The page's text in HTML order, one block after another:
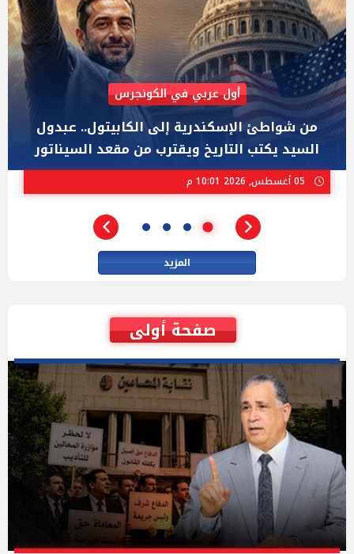
AIPAC رصدت 30 مليون دولار لإضعافه
"عبد الرحمن السيد" المصري الذى يواجه "هايلي
ستيفنز" وإيباك الاسرائيلية بإنتخابات ميشيجان
المزيد
صفحة أولى